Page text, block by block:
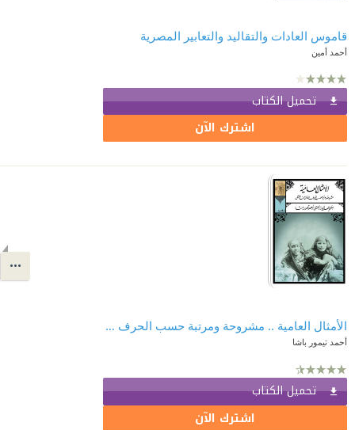
قاموس العادات والتقاليد والتعابير المصرية
أحمد أمين
تحميل الكتاب
اشترك الآن
الأمثال العامية .. مشروحة ومرتبة حسب الحرف الأول من المثل
أحمد تيمور باشا
تحميل الكتاب
اشترك الآن